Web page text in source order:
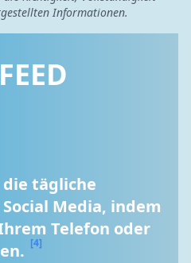
Informationen.
die tägliche
Media, indem
Telefon oder
[4]